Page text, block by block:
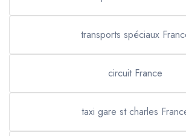
transports spéciaux
circuit France
taxi gare st charles